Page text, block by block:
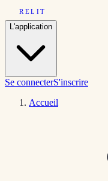
RELIT
L'application
Se connecterS'inscrire
Accueil